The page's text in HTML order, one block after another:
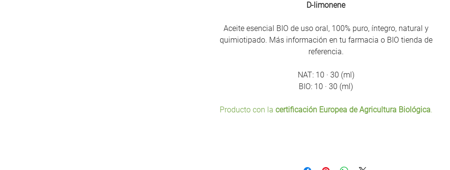
D-limonene
Aceite esencial BIO de uso oral, 100% puro, íntegro, natural y
quimiotipado. Más información en tu farmacia o BIO tienda de
referencia.
NAT: 10 · 30 (ml)
BIO: 10 · 30 (ml)
Producto con la certificación Europea de Agricultura Biológica.